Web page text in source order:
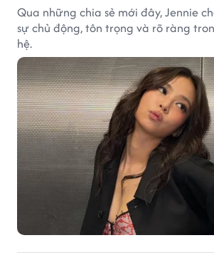
Qua những chia sẻ mới đây, Jennie
sự chủ động, tôn trọng và rõ ràng
hệ.